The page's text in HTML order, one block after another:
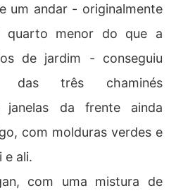
um andar - originalmente
quarto menor do que a
de jardim - conseguiu
das três chaminés
janelas da frente ainda
com molduras verdes e
e ali.
com uma mistura de